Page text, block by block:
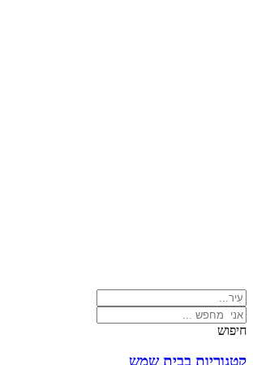
חיפוש
קטגוריות בבית שמש